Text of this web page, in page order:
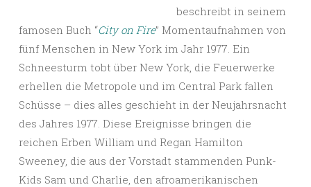
beschreibt in seinem
famosen Buch “City on Fire” Momentaufnahmen von
fünf Menschen in New York im Jahr 1977. Ein
Schneesturm tobt über New York, die Feuerwerke
erhellen die Metropole und im Central Park fallen
Schüsse – dies alles geschieht in der Neujahrsnacht
des Jahres 1977. Diese Ereignisse bringen die
reichen Erben William und Regan Hamilton
Sweeney, die aus der Vorstadt stammenden Punk-
Kids Sam und Charlie, den afroamerikanischen